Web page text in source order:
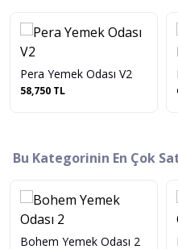
Pera Yemek Odası V2
58,750 TL
Bu Kategorinin En Çok
Bohem Yemek Odası 2